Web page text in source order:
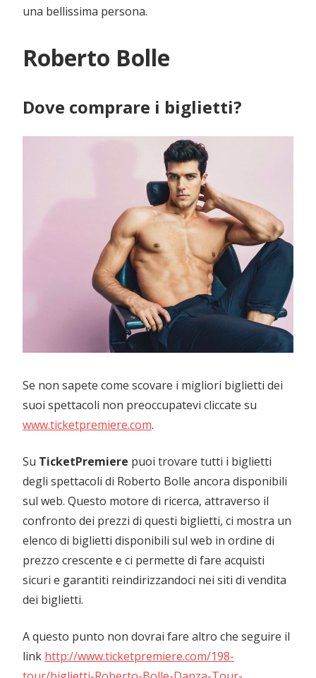
una bellissima persona.
Roberto Bolle
Dove comprare i biglietti?
Se non sapete come scovare i migliori biglietti dei
suoi spettacoli non preoccupatevi cliccate su
www.ticketpremiere.com.
Su TicketPremiere puoi trovare tutti i biglietti
degli spettacoli di Roberto Bolle ancora disponibili
sul web. Questo motore di ricerca, attraverso il
confronto dei prezzi di questi biglietti, ci mostra un
elenco di biglietti disponibili sul web in ordine di
prezzo crescente e ci permette di fare acquisti
sicuri e garantiti reindirizzandoci nei siti di vendita
dei biglietti.
A questo punto non dovrai fare altro che seguire il
link http://www.ticketpremiere.com/198-